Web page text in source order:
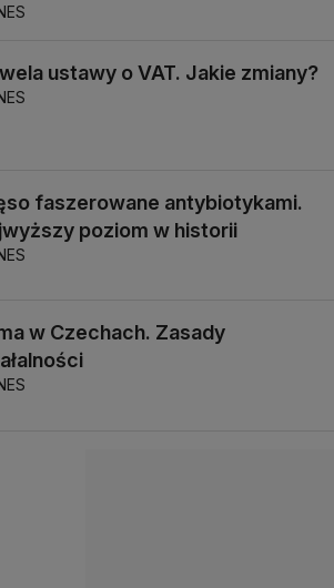
ustawy o VAT. Jakie zmiany?
faszerowane antybiotykami.
poziom w historii
w Czechach. Zasady